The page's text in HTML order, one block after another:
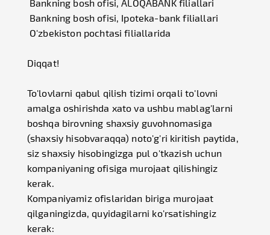
Bankning bosh ofisi, ALOQABANK filiallari
Bankning bosh ofisi, Ipoteka-bank filiallari
O'zbekiston pochtasi filiallarida
Diqqat!
To'lovlarni qabul qilish tizimi orqali to'lovni
amalga oshirishda xato va ushbu mablag'larni
boshqa birovning shaxsiy guvohnomasiga
(shaxsiy hisobvaraqqa) noto'g'ri kiritish paytida,
siz shaxsiy hisobingizga pul o'tkazish uchun
kompaniyaning ofisiga murojaat qilishingiz
kerak.
Kompaniyamiz ofislaridan biriga murojaat
qilganingizda, quyidagilarni ko'rsatishingiz
kerak: